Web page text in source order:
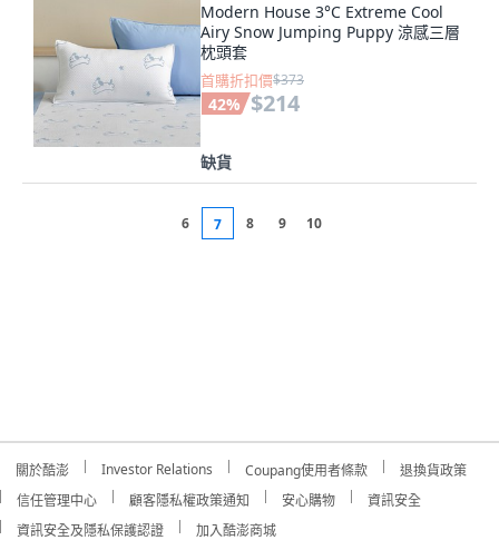
Modern House 3°C Extreme Cool
Airy Snow Jumping Puppy 涼感三層
枕頭套
首購折扣價$373
42% $214
缺貨
6 7 8 9 10
關於酷澎 Investor Relations Coupang使用者條款
退換貨政策
信任管理中心
顧客隱私權政策通知 安心購物
資訊安全
資訊安全及隱私保護認證
加入酷澎商城